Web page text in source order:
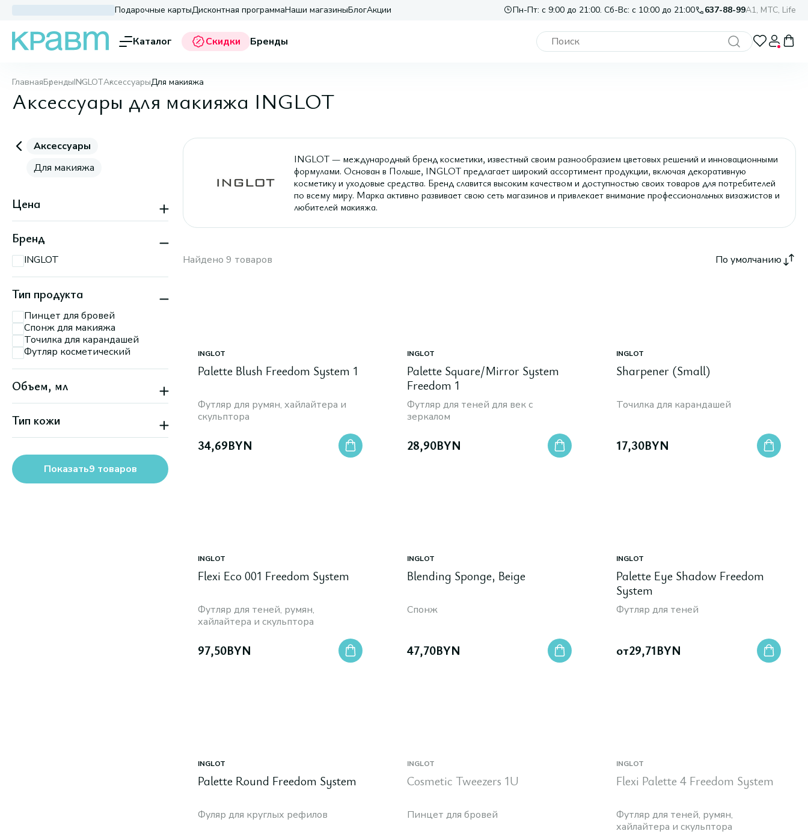
Подарочные картыДисконтная программаНаши магазиныБлогАкции Пн-Пт: с 9:00 до 21:00. Сб-Вс: с 10:00 до 21:00 637-88-99A1, МТС, Life
Каталог Скидки Бренды
ГлавнаяБрендыINGLOTАксессуарыДля макияжа
Аксессуары для макияжа INGLOT
Аксессуары
Для макияжа
Цена
Бренд
INGLOT
Тип продукта
Пинцет для бровей
Спонж для макияжа
Точилка для карандашей
Футляр косметический
Объем, мл
Тип кожи
Все типы кожи
Показать9 товаров
INGLOT — международный бренд косметики, известный своим разнообразием цветовых решений и инновационными
формулами. Основан в Польше, INGLOT предлагает широкий ассортимент продукции, включая декоративную
косметику и уходовые средства. Бренд славится высоким качеством и доступностью своих товаров для потребителей
по всему миру. Марка активно развивает свою сеть магазинов и привлекает внимание профессиональных визажистов и
любителей макияжа.
Найдено 9 товаров По умолчанию
INGLOT
Palette Blush Freedom System 1
Футляр для румян, хайлайтера и
скульптора
34,69BYN
INGLOT
Palette Square/Mirror System
Freedom 1
Футляр для теней для век с
зеркалом
28,90BYN
INGLOT
Sharpener (Small)
Точилка для карандашей
17,30BYN
INGLOT
Flexi Eco 001 Freedom System
Футляр для теней, румян,
хайлайтера и скульптора
97,50BYN
INGLOT
Blending Sponge, Beige
Спонж
47,70BYN
INGLOT
Palette Eye Shadow Freedom
System
Футляр для теней
от29,71BYN
INGLOT
Palette Round Freedom System
Фуляр для круглых рефилов
INGLOT
Cosmetic Tweezers 1U
Пинцет для бровей
INGLOT
Flexi Palette 4 Freedom System
Футляр для теней, румян,
хайлайтера и скульптора